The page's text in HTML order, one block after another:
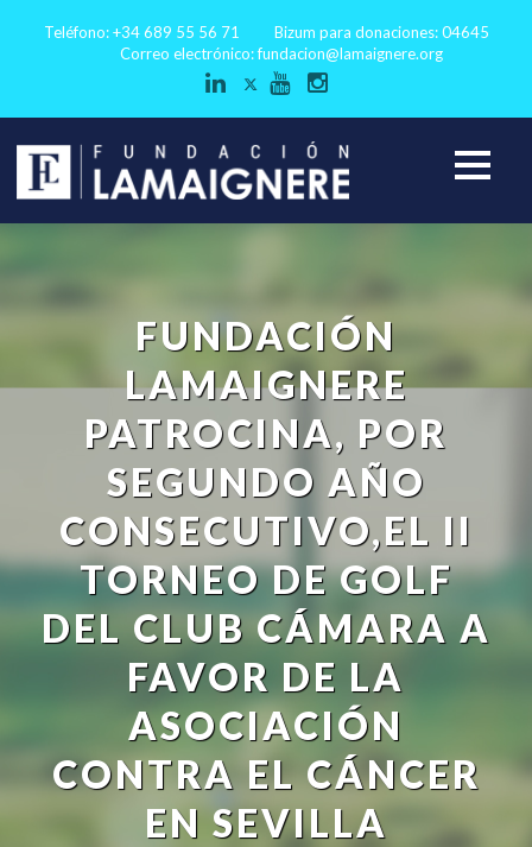
Teléfono: +34 689 55 56 71
Bizum para donaciones: 04645
Correo electrónico:fundacion@lamaignere.org
FUNDACIÓN
LAMAIGNERE
PATROCINA, POR
SEGUNDO AÑO
CONSECUTIVO,EL II
TORNEO DE GOLF
DEL CLUB CÁMARA A
FAVOR DE LA
ASOCIACIÓN
CONTRA EL CÁNCER
EN SEVILLA